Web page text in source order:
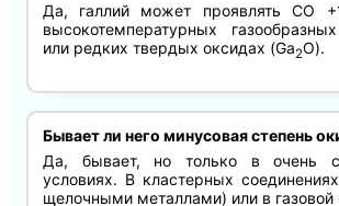
Да, галлий может проявлять СО
высокотемпературных
или редких твердых оксидах (Ga2O).
Бывает ли него минусовая степень
Да, бывает, но только в очень
условиях. В кластерных
щелочными металлами) или в газовой